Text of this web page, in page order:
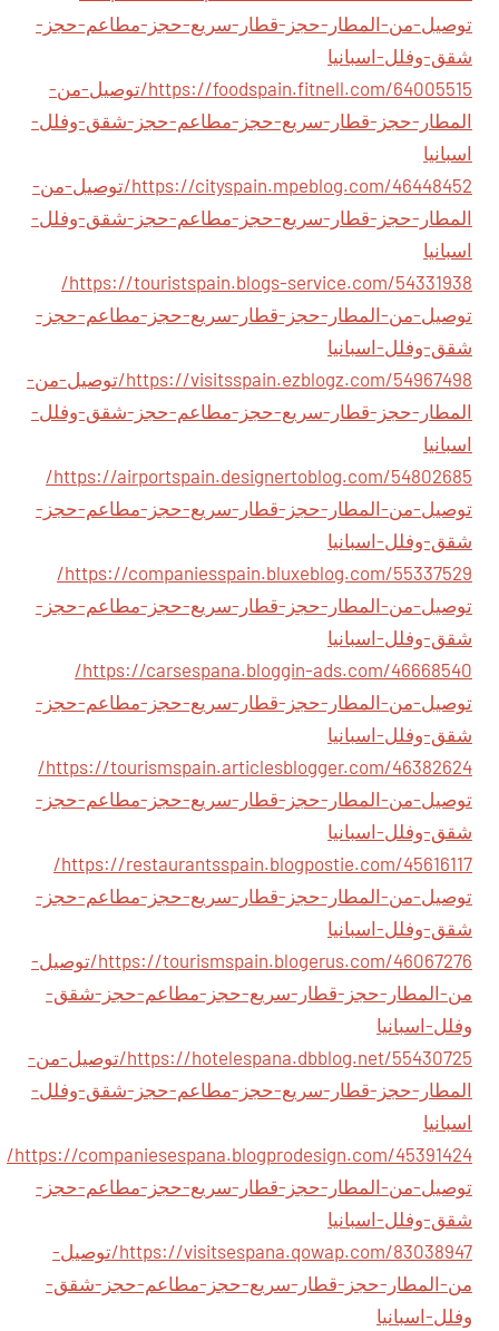
توصيل-من-المطار-حجز-قطار-سريع-حجز-مطاعم-حجز-
شقق-وفلل-اسبانيا
https://foodspain.fitnell.com/64005515/توصيل-من-
المطار-حجز-قطار-سريع-حجز-مطاعم-حجز-شقق-وفلل-
اسبانيا
https://cityspain.mpeblog.com/46448452/توصيل-من-
المطار-حجز-قطار-سريع-حجز-مطاعم-حجز-شقق-وفلل-
اسبانيا
https://touristspain.blogs-service.com/54331938/
توصيل-من-المطار-حجز-قطار-سريع-حجز-مطاعم-حجز-
شقق-وفلل-اسبانيا
https://visitsspain.ezblogz.com/54967498/توصيل-من-
المطار-حجز-قطار-سريع-حجز-مطاعم-حجز-شقق-وفلل-
اسبانيا
https://airportspain.designertoblog.com/54802685/
توصيل-من-المطار-حجز-قطار-سريع-حجز-مطاعم-حجز-
شقق-وفلل-اسبانيا
https://companiesspain.bluxeblog.com/55337529/
توصيل-من-المطار-حجز-قطار-سريع-حجز-مطاعم-حجز-
شقق-وفلل-اسبانيا
https://carsespana.bloggin-ads.com/46668540/
توصيل-من-المطار-حجز-قطار-سريع-حجز-مطاعم-حجز-
شقق-وفلل-اسبانيا
https://tourismspain.articlesblogger.com/46382624/
توصيل-من-المطار-حجز-قطار-سريع-حجز-مطاعم-حجز-
شقق-وفلل-اسبانيا
https://restaurantsspain.blogpostie.com/45616117/
توصيل-من-المطار-حجز-قطار-سريع-حجز-مطاعم-حجز-
شقق-وفلل-اسبانيا
https://tourismspain.blogerus.com/46067276/توصيل-
من-المطار-حجز-قطار-سريع-حجز-مطاعم-حجز-شقق-
وفلل-اسبانيا
https://hotelespana.dbblog.net/55430725/توصيل-من-
المطار-حجز-قطار-سريع-حجز-مطاعم-حجز-شقق-وفلل-
اسبانيا
https://companiesespana.blogprodesign.com/45391424/
توصيل-من-المطار-حجز-قطار-سريع-حجز-مطاعم-حجز-
شقق-وفلل-اسبانيا
https://visitsespana.qowap.com/83038947/توصيل-
من-المطار-حجز-قطار-سريع-حجز-مطاعم-حجز-شقق-
وفلل-اسبانيا